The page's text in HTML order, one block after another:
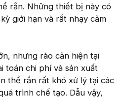
rắn. Những thiết bị này có
giới hạn và rất nhạy cảm
nhưng rào cản hiện tại
toán chi phí và sản xuất
thể rắn rất khó xử lý tại các
trình chế tạo. Dẫu vậy,